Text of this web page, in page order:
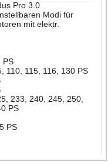
Pro 3.0
Modi für
mit elektr.
PS
110, 115, 116, 130 PS
233, 240, 245, 250,
PS
PS